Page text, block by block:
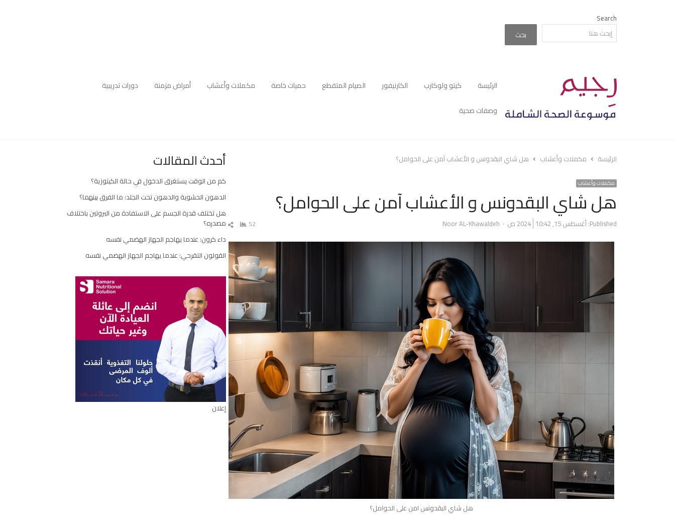
Search
بحث
الرئيسة كيتو ولوكارب الكارنيفور الصيام المتقطع حميات خاصة مكملات وأعشاب أمراض مزمنة
دورات تدريبية
وصفات صحية
الرئيسة مكملات وأعشاب هل شاي البقدونس و الأعشاب آمن على الحوامل؟
مكملات وأعشاب
هل شاي البقدونس و الأعشاب آمن على الحوامل؟
Published: أغسطس 15, 2024 10:42 ص Author
Noor AL-Khawaldeh
52
شارك
المقال
هل شاي البقدونس امن على الحوامل؟
أحدث المقالات
كم من الوقت يستغرق الدخول في حالة الكيتوزية؟
الدهون الحشوية والدهون تحت الجلد: ما الفرق بينهما؟
هل تختلف قدرة الجسم على الاستفادة من البروتين باختلاف
مصدره؟
داء كرون: عندما يهاجم الجهاز الهضمي نفسه
القولون التقرحي: عندما يهاجم الجهاز الهضمي نفسه
إعلان